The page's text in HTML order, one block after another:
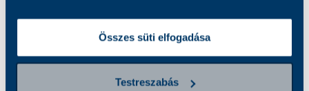
Összes süti elfogadása
Testreszabás
33 500 Ft
ColonAiQ vastagbélrák rizikóbecslése